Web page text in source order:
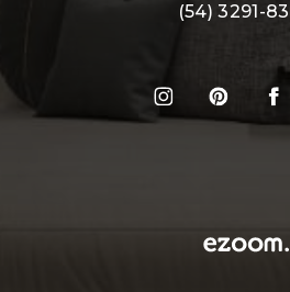
(54) 3291-